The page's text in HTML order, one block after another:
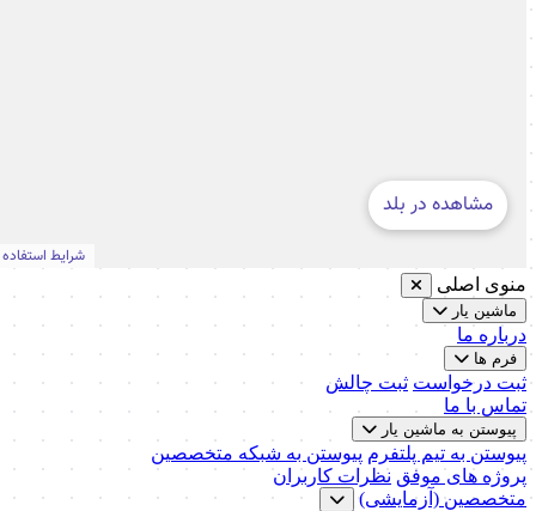
منوی اصلی
ماشین یار
درباره ما
فرم ها
ثبت درخواست ثبت چالش
تماس با ما
پیوستن به ماشین یار
پیوستن به تیم پلتفرم پیوستن به شبکه متخصصین
پروژه های موفق نظرات کاربران
متخصصین (آزمایشی)